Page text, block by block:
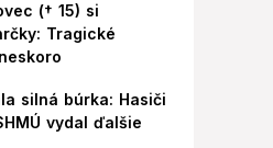
(† 15) si
Tragické
silná búrka: Hasiči
vydal ďalšie